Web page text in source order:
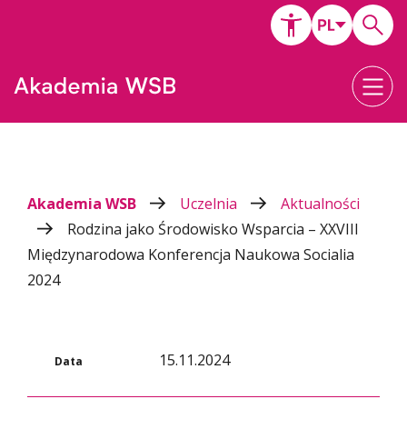
Akademia WSB Uczelnia
Aktualności
Rodzina jako Środowisko Wsparcia – XXVIII
Międzynarodowa Konferencja Naukowa Socialia
2024
Data 15.11.2024